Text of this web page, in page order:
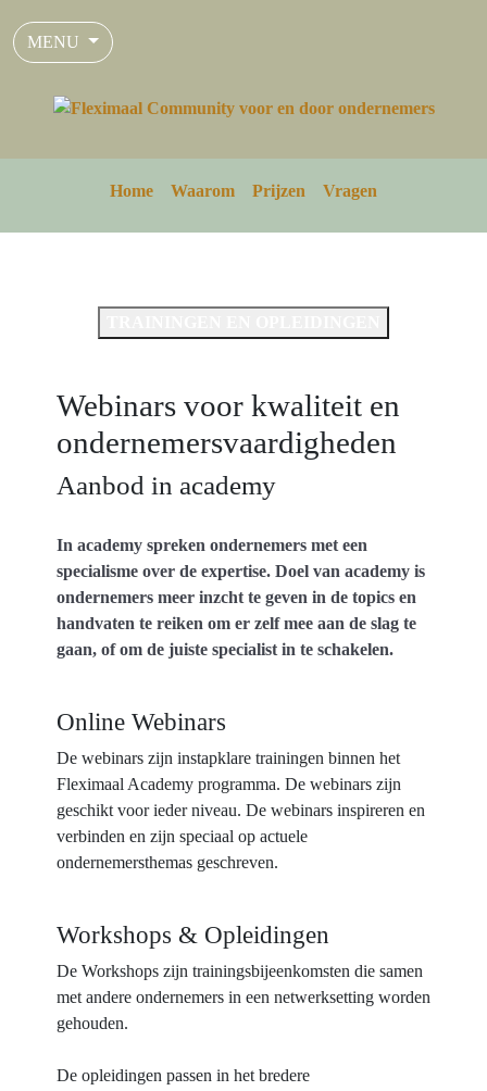
MENU
Home Waarom Prijzen Vragen
Webinars voor kwaliteit en
ondernemersvaardigheden
Aanbod in academy
In academy spreken ondernemers met een
specialisme over de expertise. Doel van academy is
ondernemers meer inzcht te geven in de topics en
handvaten te reiken om er zelf mee aan de slag te
gaan, of om de juiste specialist in te schakelen.
Online Webinars
De webinars zijn instapklare trainingen binnen het
Fleximaal Academy programma. De webinars zijn
geschikt voor ieder niveau. De webinars inspireren en
verbinden en zijn speciaal op actuele
ondernemersthemas geschreven.
Workshops & Opleidingen
De Workshops zijn trainingsbijeenkomsten die samen
met andere ondernemers in een netwerksetting worden
gehouden.
De opleidingen passen in het bredere